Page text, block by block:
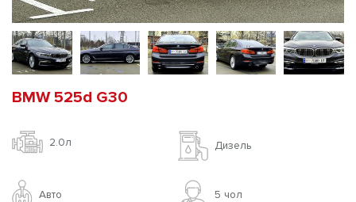
BMW 525d G30
2.0л Дизель
Авто 5 чoл